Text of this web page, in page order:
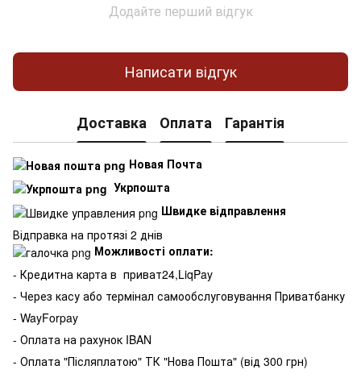
Додайте перший відгук
Написати відгук
Доставка Оплата Гарантія
Новая Почта
Укрпошта
Швидке відправлення
Відправка на протязі 2 днів
Можливості оплати:
- Кредитна карта в приват24,LiqPay
- Через касу або термінал самообслуговування Приватбанку
- WayForpay
- Оплата на рахунок IBAN
- Оплата "Післяплатою" ТК "Нова Пошта" (від 300 грн)